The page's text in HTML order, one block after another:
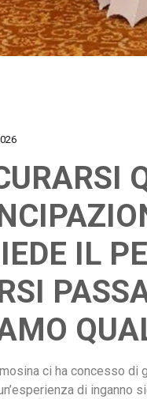
IL
ci ha concesso di
di inganno